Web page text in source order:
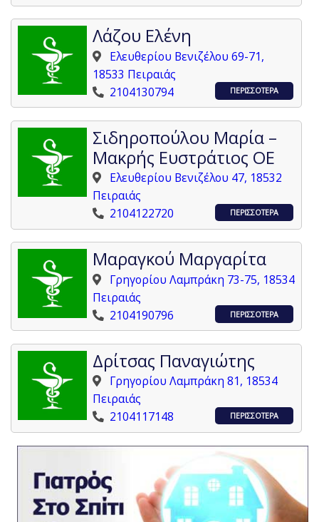
Λάζου Ελένη
Ελευθερίου Βενιζέλου 69-71,
18533 Πειραιάς
2104130794
ΠΕΡΙΣΣΟΤΕΡΑ
Σιδηροπούλου Μαρία –
Μακρής Ευστράτιος ΟΕ
Ελευθερίου Βενιζέλου 47, 18532
Πειραιάς
2104122720
ΠΕΡΙΣΣΟΤΕΡΑ
Μαραγκού Μαργαρίτα
Γρηγορίου Λαμπράκη 73-75, 18534
Πειραιάς
2104190796
ΠΕΡΙΣΣΟΤΕΡΑ
Δρίτσας Παναγιώτης
Γρηγορίου Λαμπράκη 81, 18534
Πειραιάς
2104117148
ΠΕΡΙΣΣΟΤΕΡΑ